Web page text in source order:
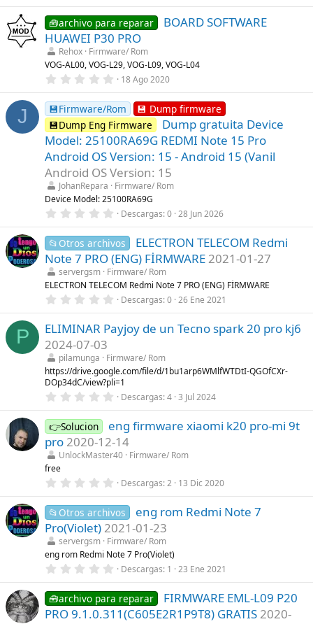
l
l
a
(
s
)
0
0
e
s
t
r
e
l
a
(
s
)
🧰archivo para reparar
BOARD SOFTWARE
HUAWEI P30 PRO
Rehox Firmware/ Rom
VOG-AL00, VOG-L29, VOG-L09, VOG-L04
0
0
0
e
s
t
r
e
l
l
a
(
s
18 Ago 2020
J 💾Firmware/Rom
💾 Dump firmware
💾Dump Eng Firmware
Dump gratuita Device
Model: 25100RA69G REDMI Note 15 Pro
Android OS Version: 15 - Android 15 (Vanil
Android OS Version: 15
JohanRepara
Firmware/ Rom
Device Model: 25100RA69G
0
0
0
e
s
t
r
e
l
(
s
Descargas 0 28 Jun 2026
📂Otros archivos
ELECTRON TELECOM Redmi
Note 7 PRO (ENG) FİRMWARE 2021-01-27
servergsm Firmware/ Rom
ELECTRON TELECOM Redmi Note 7 PRO (ENG) FİRMWARE
0
0
0
e
t
r
e
l
s
Descargas 0 26 Ene 2021
P
ELIMINAR Payjoy de un Tecno spark 20 pro kj6
2024-07-03
pilamunga
Firmware/ Rom
https://drive.google.com/file/d/1bu1arp6WMlfWTDtI-QGOfCXr-
DOp34dC/view?pli=1
0
0
0
e
s
t
l
a
(
s
)
Descargas 4 3 Jul 2024
👉Solucion
eng firmware xiaomi k20 pro-mi 9t
pro 2020-12-14
UnlockMaster40 Firmware/ Rom
free
0
0
0
e
s
t
r
e
l
a
(
s
)
Descargas 2 13 Dic 2020
📂Otros archivos
eng rom Redmi Note 7
Pro(Violet) 2021-01-23
servergsm Firmware/ Rom
eng rom Redmi Note 7 Pro(Violet)
0
0
0
e
s
Descargas 1 23 Ene 2021
🧰archivo para reparar
FIRMWARE EML-L09 P20
PRO 9.1.0.311(C605E2R1P9T8) GRATIS 2020-